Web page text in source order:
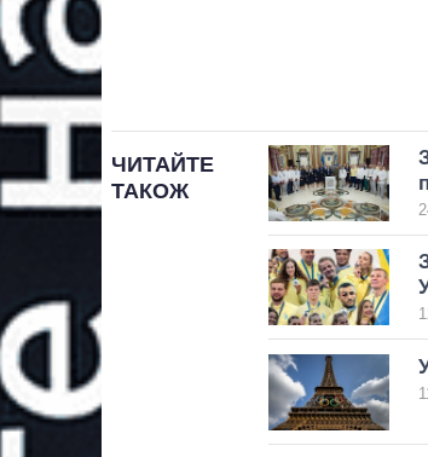
ЧИТАЙТЕ
ТАКОЖ